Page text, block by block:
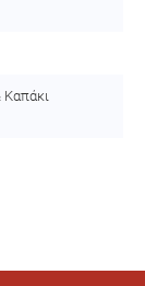
Καπάκι